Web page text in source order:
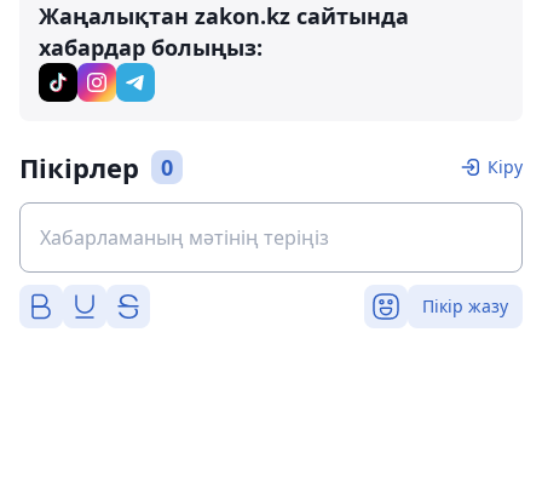
Жаңалықтан zakon.kz сайтында
хабардар болыңыз:
Пікірлер 0 Кіру
Пікір жазу